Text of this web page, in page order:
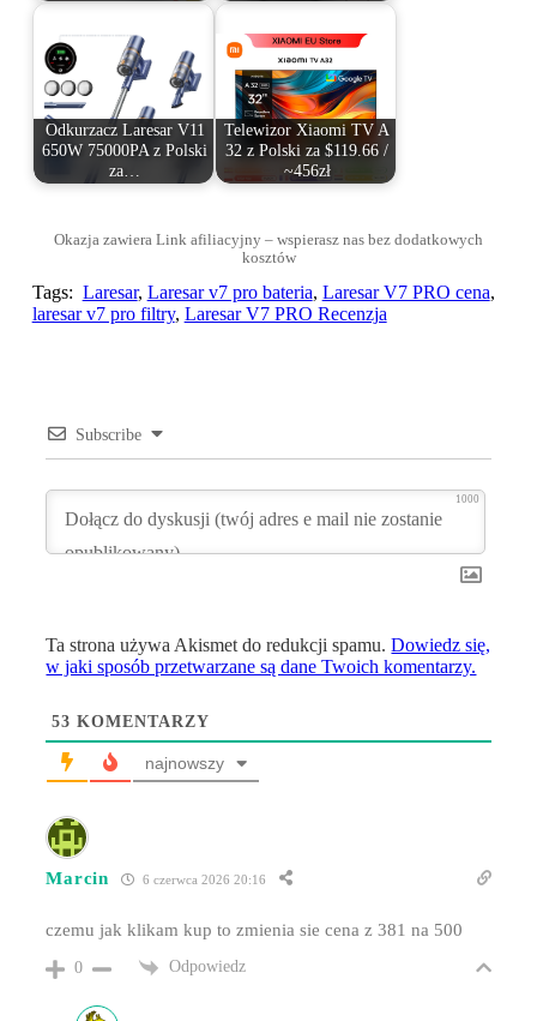
Odkurzacz Laresar V11
650W 75000PA z Polski
za…
Telewizor Xiaomi TV A
32 z Polski za $119.66 /
~456zł
Okazja zawiera Link afiliacyjny – wspierasz nas bez dodatkowych
kosztów
Tags: Laresar, Laresar v7 pro bateria, Laresar V7 PRO cena,
laresar v7 pro filtry, Laresar V7 PRO Recenzja
Subscribe
1000
Ta strona używa Akismet do redukcji spamu.Dowiedz się,
w jaki sposób przetwarzane są dane Twoich komentarzy.
53 KOMENTARZY
najnowszy
Marcin 6 czerwca 2026 20:16
czemu jak klikam kup to zmienia sie cena z 381 na 500
0 Odpowiedz